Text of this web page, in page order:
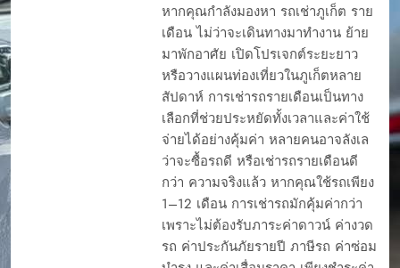
หากคุณกำลังมองหา รถเช่าภูเก็ต ราย
เดือน ไม่ว่าจะเดินทางมาทำงาน ย้าย
มาพักอาศัย เปิดโปรเจกต์ระยะยาว
หรือวางแผนท่องเที่ยวในภูเก็ตหลาย
สัปดาห์ การเช่ารถรายเดือนเป็นทาง
เลือกที่ช่วยประหยัดทั้งเวลาและค่าใช้
จ่ายได้อย่างคุ้มค่า หลายคนอาจลังเล
ว่าจะซื้อรถดี หรือเช่ารถรายเดือนดี
กว่า ความจริงแล้ว หากคุณใช้รถเพียง
1–12 เดือน การเช่ารถมักคุ้มค่ากว่า
เพราะไม่ต้องรับภาระค่าดาวน์ ค่างวด
รถ ค่าประกันภัยรายปี ภาษีรถ ค่าซ่อม